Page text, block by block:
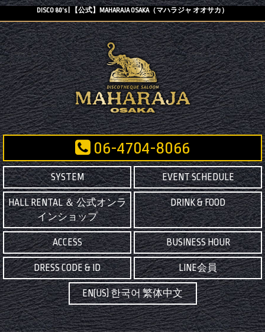
DISCO 80’s | 【公式】MAHARAJA OSAKA（マハラジャ オオサカ）
06-4704-8066
SYSTEM EVENT SCHEDULE
HALL RENTAL ＆ 公式オンラ
インショップ
DRINK & FOOD
ACCESS BUSINESS HOUR
DRESS CODE & ID LINE会員
EN(US) 한국어 繁体中文